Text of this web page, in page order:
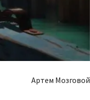
Артем Мозговой